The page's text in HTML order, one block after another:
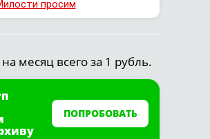
просим
месяц всего за 1 рубль.
ПОПРОБОВАТЬ